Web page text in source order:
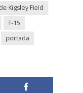
Kigsley Field
F-15
portada